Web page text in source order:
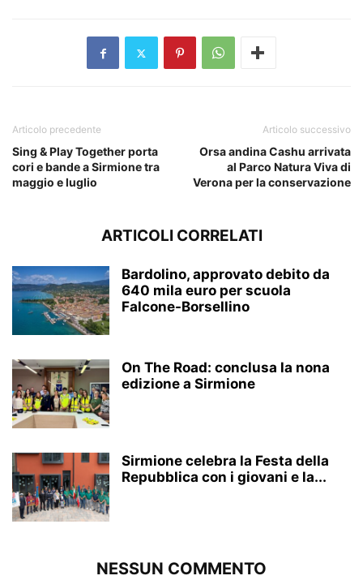
Articolo precedente
Sing & Play Together porta
cori e bande a Sirmione tra
maggio e luglio
Articolo successivo
Orsa andina Cashu arrivata
al Parco Natura Viva di
Verona per la conservazione
ARTICOLI CORRELATI
Bardolino, approvato debito da
640 mila euro per scuola
Falcone-Borsellino
On The Road: conclusa la nona
edizione a Sirmione
Sirmione celebra la Festa della
Repubblica con i giovani e la...
NESSUN COMMENTO